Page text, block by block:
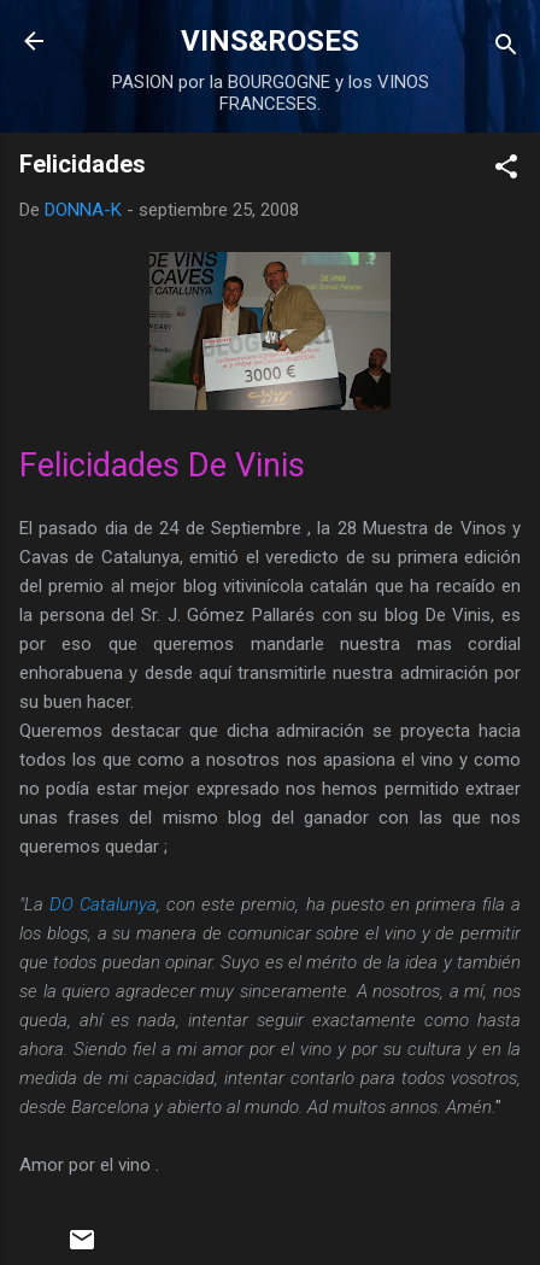
Ir al contenido principal
VINS&ROSES
PASION por la BOURGOGNE y los VINOS
FRANCESES.
Felicidades
De DONNA-K - septiembre 25, 2008
Felicidades De Vinis
El pasado dia de 24 de Septiembre , la 28 Muestra de Vinos y
Cavas de Catalunya, emitió el veredicto de su primera edición
del premio al mejor blog vitivinícola catalán que ha recaído en
la persona del Sr. J. Gómez Pallarés con su blog De Vinis, es
por eso que queremos mandarle nuestra mas cordial
enhorabuena y desde aquí transmitirle nuestra admiración por
su buen hacer.
Queremos destacar que dicha admiración se proyecta hacia
todos los que como a nosotros nos apasiona el vino y como
no podía estar mejor expresado nos hemos permitido extraer
unas frases del mismo blog del ganador con las que nos
queremos quedar ;
"LaDO Catalunya , con este premio, ha puesto en primera fila a
los blogs, a su manera de comunicar sobre el vino y de permitir
que todos puedan opinar. Suyo es el mérito de la idea y también
se la quiero agradecer muy sinceramente. A nosotros, a mí, nos
queda, ahí es nada, intentar seguir exactamente como hasta
ahora. Siendo fiel a mi amor por el vino y por su cultura y en la
medida de mi capacidad, intentar contarlo para todos vosotros,
desde Barcelona y abierto al mundo. Ad multos annos. Amén. "
Amor por el vino .